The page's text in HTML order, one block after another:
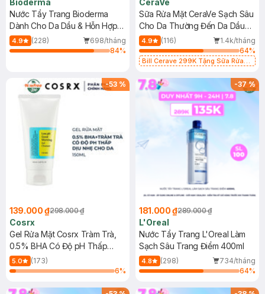
Bioderma
Nước Tẩy Trang Bioderma
Dành Cho Da Dầu & Hỗn Hợp
500ml
4.9 (228)
698/tháng
84%
CeraVe
Sữa Rửa Mặt CeraVe Sạch Sâu
Cho Da Thường Đến Da Dầu
473ml
4.9 (116)
1.4k/tháng
64%
Bill Cerave 299K Tặng Sữa Rửa
-53 %
139.000 ₫298.000 ₫
Cosrx
Gel Rửa Mặt Cosrx Tràm Trà,
0.5% BHA Có Độ pH Thấp
150ml
5.0
(173)
6%
-37%
181.000 ₫289.000 ₫
L'Oreal
Nước Tẩy Trang L'Oreal Làm
Sạch Sâu Trang Điểm 400ml
4.8 (298)
734/tháng
64%